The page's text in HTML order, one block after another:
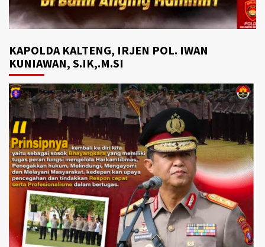
KAPOLDA KALTENG, IRJEN POL. IWAN
KUNIAWAN, S.IK,.M.SI